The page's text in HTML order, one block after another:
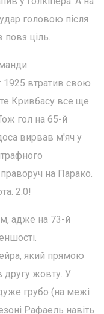
головою після
повз ціль.
1925 втратив свою
Кривбасу все ще
гол на 65-й
вирвав м'яч у
на Парако.
2:0!
адже на 73-й
який прямою
другу жовту. У
грубо (на межі
Рафаель навіть